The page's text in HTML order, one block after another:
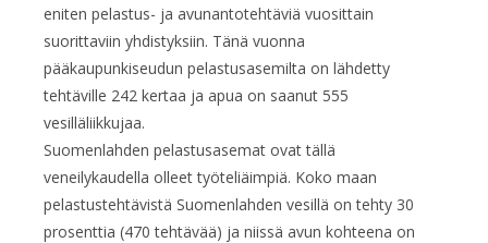
eniten pelastus- ja avunantotehtäviä vuosittain
suorittaviin yhdistyksiin. Tänä vuonna
pääkaupunkiseudun pelastusasemilta on lähdetty
tehtäville 242 kertaa ja apua on saanut 555
vesilläliikkujaa.
Suomenlahden pelastusasemat ovat tällä
veneilykaudella olleet työteliäimpiä. Koko maan
pelastustehtävistä Suomenlahden vesillä on tehty 30
prosenttia (470 tehtävää) ja niissä avun kohteena on